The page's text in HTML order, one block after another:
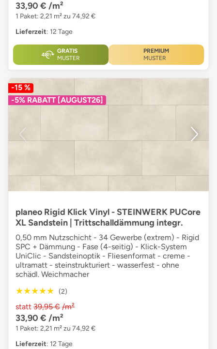
33,90 € /m²
1 Paket: 2,21 m² zu 74,92 €
Lieferzeit: 12 Tage
GRATIS
MUSTER
PREMIUM
MUSTER
-15 %
-5% RABATT [AUGUST26]
planeo Rigid Klick Vinyl - STEINWERK PUCore
XL Sandstein | Trittschalldämmung integr.
0,50 mm Nutzschicht - 34 Gewerbe (extrem) - Rigid
SPC + Dämmung - Fase (4-seitig) - Klick-System
UniClic - Sandsteinoptik - Fliesenformat - creme -
ultramatt - steinstrukturiert - wasserfest - ohne
schädl. Weichmacher
★★★★★
★★★★★ (2)
statt 39,95 € /m²
33,90 € /m²
1 Paket: 2,21 m² zu 74,92 €
Lieferzeit: 12 Tage